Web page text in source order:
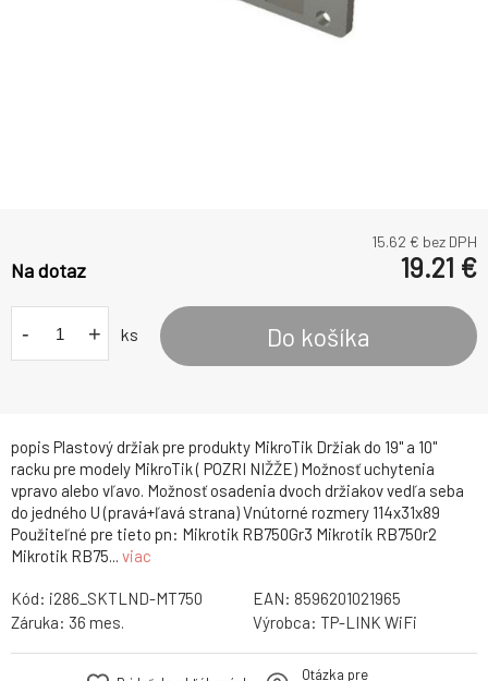
popis Plastový držiak pre produkty MikroTik Držiak do 19" a 10"
racku pre modely MikroTik ( POZRI NIŽŽE) Možnosť uchytenia
vpravo alebo vľavo. Možnosť osadenia dvoch držiakov vedľa seba
do jedného U (pravá+ľavá strana) Vnútorné rozmery 114x31x89
Použiteľné pre tieto pn: Mikrotik RB750Gr3 Mikrotik RB750r2
Mikrotik RB75... viac
15.62 € bez DPH
Na dotaz 19.21 €
- + ks Do košíka
Kód: i286_SKTLND-MT750 EAN: 8596201021965
Záruka: 36 mes. Výrobca: TP-LINK WiFi
Otázka pre